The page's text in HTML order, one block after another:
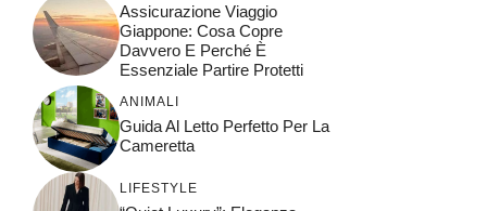
Assicurazione Viaggio
Giappone: Cosa Copre
Davvero E Perché È
Essenziale Partire Protetti
ANIMALI
Guida Al Letto Perfetto Per La
Cameretta
LIFESTYLE